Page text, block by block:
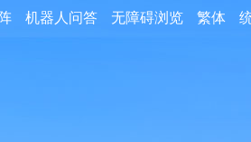
繁体
无障碍浏览
机器人问答